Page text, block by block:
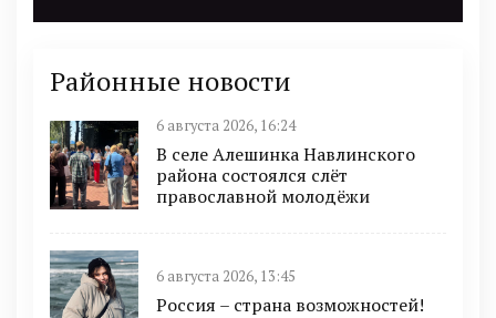
Районные новости
6 августа 2026, 16:24
В селе Алешинка Навлинского
района состоялся слёт
православной молодёжи
6 августа 2026, 13:45
Россия – страна возможностей!